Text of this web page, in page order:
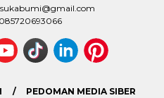
PEDOMAN MEDIA SIBER